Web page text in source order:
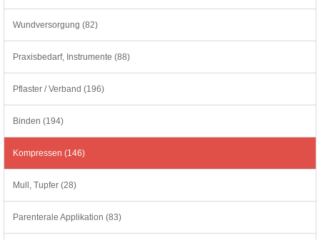
Wundversorgung (82)
Praxisbedarf, Instrumente (88)
Pflaster / Verband (196)
Binden (194)
Kompressen (146)
Mull, Tupfer (28)
Parenterale Applikation (83)